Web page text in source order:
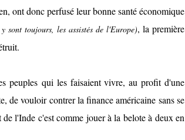
ont donc perfusé leur bonne santé économique
sont toujours, les assistés de l'Europe), la première
peuples qui les faisaient vivre, au profit d'une
de vouloir contrer la finance américaine sans se
l'Inde c'est comme jouer à la belote à deux en